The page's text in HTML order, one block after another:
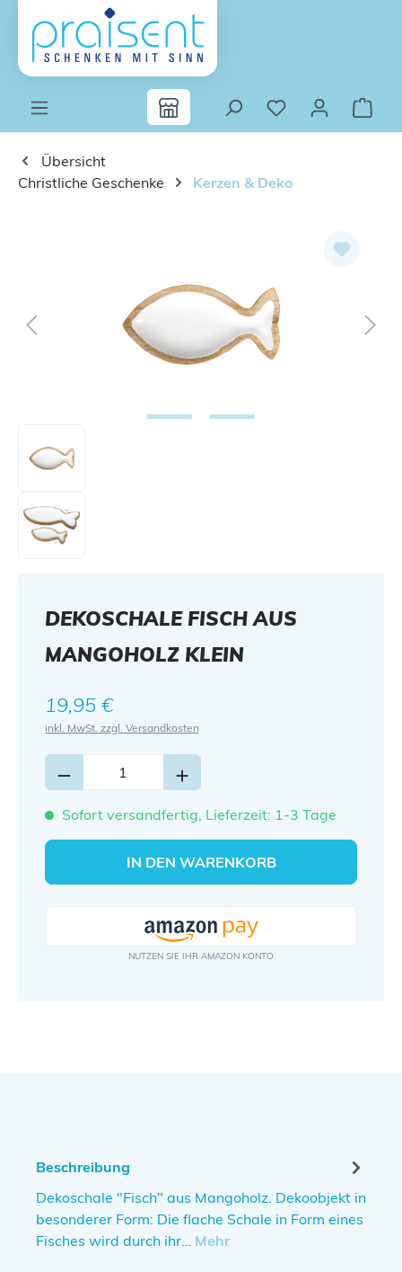
Zum Hauptinhalt springen
Übersicht
Christliche Geschenke
Kerzen & Deko
DEKOSCHALE FISCH AUS
MANGOHOLZ KLEIN
Regulärer Preis:
19,95 €
inkl. MwSt. zzgl. Versandkosten
Sofort versandfertig, Lieferzeit: 1-3 Tage
IN DEN WARENKORB
Beschreibung
Dekoschale "Fisch" aus Mangoholz. Dekoobjekt in
besonderer Form: Die flache Schale in Form eines
Fisches wird durch ihr… Mehr